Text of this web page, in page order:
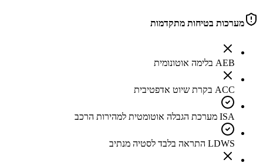
מערכות בטיחות מתקדמות
AEB בלימה אוטונומית
ACC בקרת שיוט אדפטיבית
ISA מערכת הגבלה אוטומטית למהירות הרכב
LDWS התראה בלבד לסטיה מנתיב